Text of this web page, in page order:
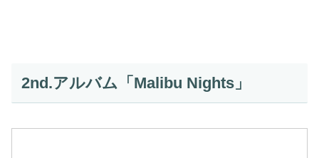
2nd.アルバム「Malibu Nights」